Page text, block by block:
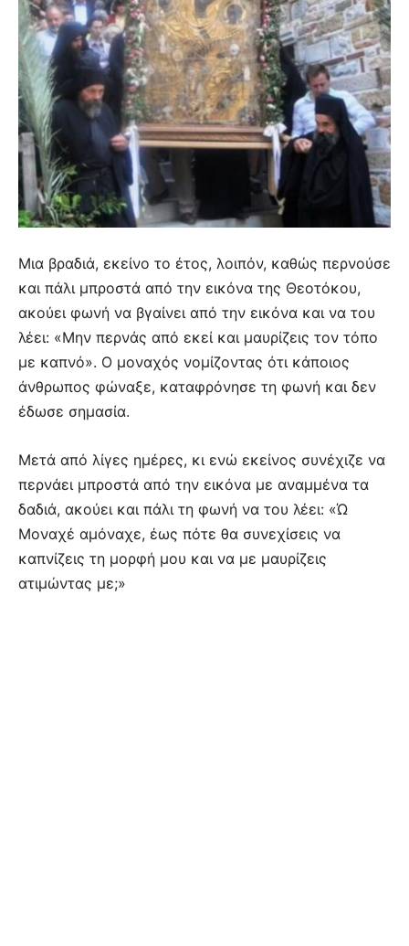
Μια βραδιά, εκείνο το έτος, λοιπόν, καθώς περνούσε
και πάλι μπροστά από την εικόνα της Θεοτόκου,
ακούει φωνή να βγαίνει από την εικόνα και να του
λέει: «Μην περνάς από εκεί και μαυρίζεις τον τόπο
με καπνό». Ο μοναχός νομίζοντας ότι κάποιος
άνθρωπος φώναξε, καταφρόνησε τη φωνή και δεν
έδωσε σημασία.
Μετά από λίγες ημέρες, κι ενώ εκείνος συνέχιζε να
περνάει μπροστά από την εικόνα με αναμμένα τα
δαδιά, ακούει και πάλι τη φωνή να του λέει: «Ώ
Μοναχέ αμόναχε, έως πότε θα συνεχίσεις να
καπνίζεις τη μορφή μου και να με μαυρίζεις
ατιμώντας με;»